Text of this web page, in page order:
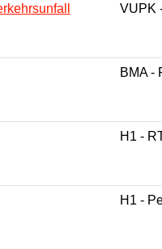
VUPK
BMA -
H1 -
H1 -